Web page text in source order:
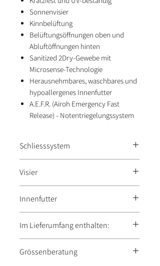
Sonnenvisier
Kinnbelüftung
Belüftungsöffnungen oben und
Abluftöffnungen hinten
Sanitized 2Dry-Gewebe mit
Microsense-Technologie
Herausnehmbares, waschbares und
hypoallergenes Innenfutter
A.E.F.R. (Airoh Emergency Fast
Release) - Notentriegelungssystem
Schliesssystem
Visier
less Visor Removal) | A
Automatic Antifog System) |
Schließsystem | UV- und kratzfest
Innenfutter
technische Textilien und
Behandlungen 2dry Microsense
Sanitized | Herausnehmbares und
Im Lieferumfang enthalten:
Winter) | Pinlock® 120 XLT inklusive |
Grössenberatung